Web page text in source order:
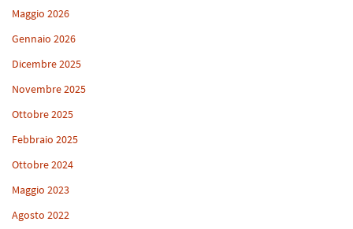
Maggio 2026
Gennaio 2026
Dicembre 2025
Novembre 2025
Ottobre 2025
Febbraio 2025
Ottobre 2024
Maggio 2023
Agosto 2022